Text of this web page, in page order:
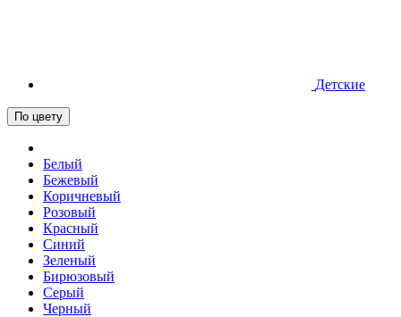
Детские
По цвету
Белый
Бежевый
Коричневый
Розовый
Красный
Синий
Зеленый
Бирюзовый
Серый
Черный